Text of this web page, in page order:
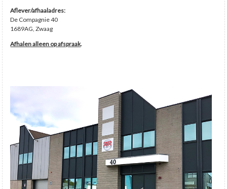
Aflever/afhaaladres:
De Compagnie 40
1689AG, Zwaag
Afhalen alleen op afspraak.